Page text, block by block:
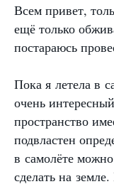
Всем привет,
ещё только
постараюсь
Пока я летела в
очень
пространство
подвластен
в самолёте
сделать на